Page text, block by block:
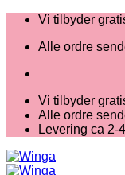
Fortsæt
indhold
Vi tilbyder
Alle ordre
Vi tilbyder
Alle ordre
Levering ca 2-